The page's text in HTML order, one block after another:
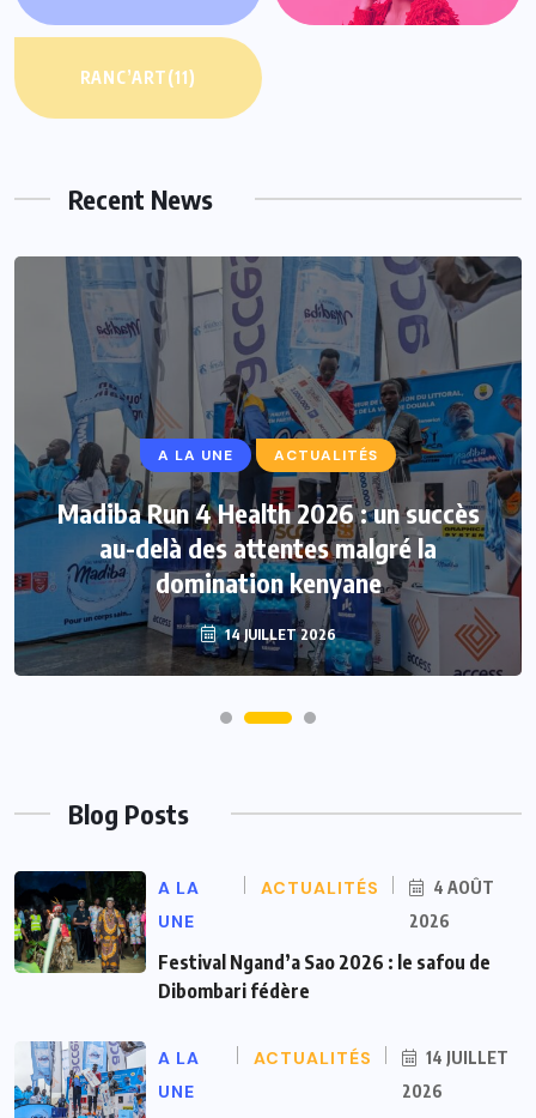
RANC’ART(11)
Recent News
A LA UNE ACTUALITÉS
Madiba Run 4 Health 2026 : un succès
au-delà des attentes malgré la
domination kenyane
14 JUILLET 2026
A LA UNE ACTUALITÉS MARCHÉ DE L’ART
Doual’art : Kaptué Christian dévoile son
univers à travers l’«Open Studio»
26 JUIN 2026
Blog Posts
A LA
UNE
ACTUALITÉS
4 AOÛT
2026
Festival Ngand’a Sao 2026 : le safou de
Dibombari fédère
A LA
UNE
ACTUALITÉS
14 JUILLET
2026